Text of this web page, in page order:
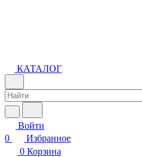
КАТАЛОГ
Войти
0
Избранное
0 Корзина